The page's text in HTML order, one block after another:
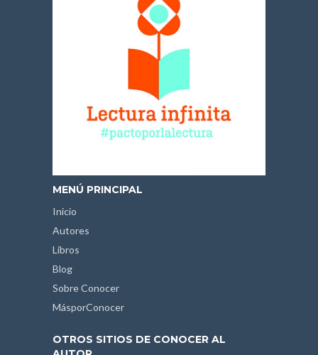
MENÚ PRINCIPAL
Inicio
Autores
Libros
Blog
Sobre Conocer
MásporConocer
OTROS SITIOS DE CONOCER AL